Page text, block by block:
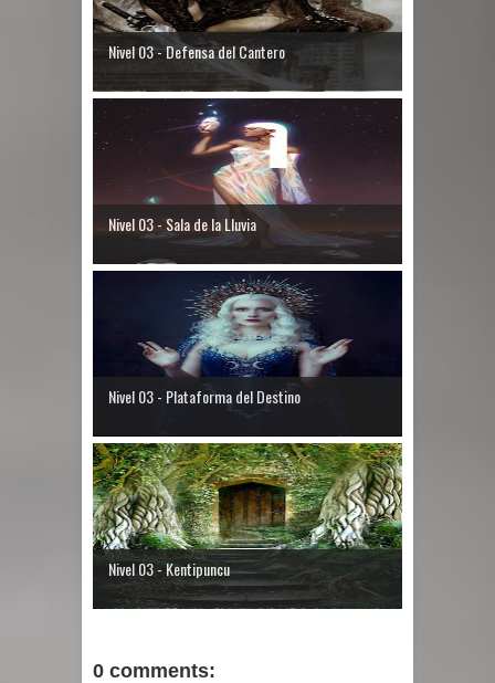
Nivel 03 - Defensa del Cantero
Nivel 03 - Sala de la Lluvia
Nivel 03 - Plataforma del Destino
Nivel 03 - Kentipuncu
0 comments: